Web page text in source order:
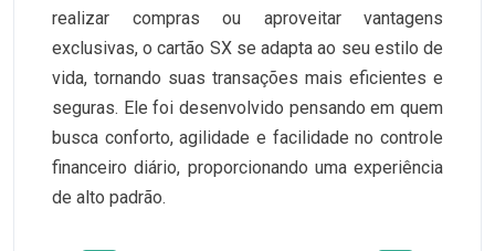
realizar compras ou aproveitar vantagens
exclusivas, o cartão SX se adapta ao seu estilo de
vida, tornando suas transações mais eficientes e
seguras. Ele foi desenvolvido pensando em quem
busca conforto, agilidade e facilidade no controle
financeiro diário, proporcionando uma experiência
de alto padrão.